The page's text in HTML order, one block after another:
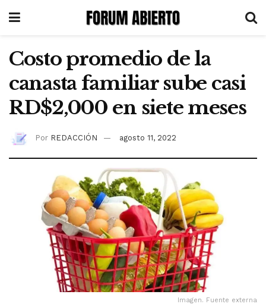
Costo promedio de la
canasta familiar sube casi
RD$2,000 en siete meses
Por REDACCIÓN agosto 11, 2022
Imagen. Fuente externa